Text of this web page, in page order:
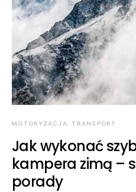
MOTORYZACJA, TRANSPORT
Jak wykonać
kampera zimą –
porady